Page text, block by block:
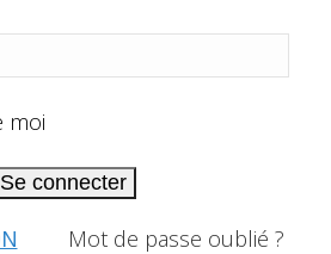
moi
Se connecter
Mot de passe oublié ?